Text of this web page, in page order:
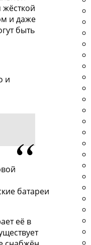
и даже
быть
и
батареи
её в